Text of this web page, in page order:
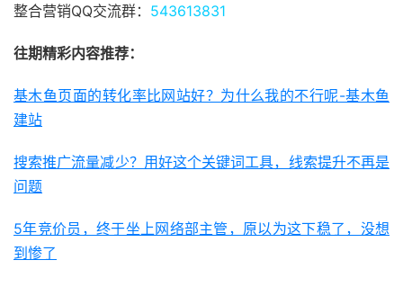
整合营销QQ交流群： 543613831
往期精彩内容推荐：
基木鱼页面的转化率比网站好？为什么我的不行呢-基木鱼
建站
搜索推广流量减少？用好这个关键词工具，线索提升不再是
问题
5年竞价员，终于坐上网络部主管，原以为这下稳了，没想
到惨了